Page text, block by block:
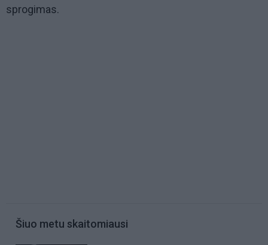
sprogimas.
Šiuo metu skaitomiausi